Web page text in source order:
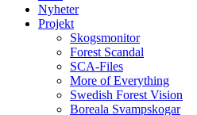
Nyheter
Projekt
Skogsmonitor
Forest Scandal
SCA-Files
More of Everything
Swedish Forest Vision
Boreala Svampskogar